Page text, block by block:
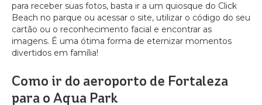
para receber suas fotos, basta ir a um quiosque do Click
Beach no parque ou acessar o site, utilizar o código do seu
cartão ou o reconhecimento facial e encontrar as
imagens. É uma ótima forma de eternizar momentos
divertidos em família!
Como ir do aeroporto de Fortaleza
para o Aqua Park